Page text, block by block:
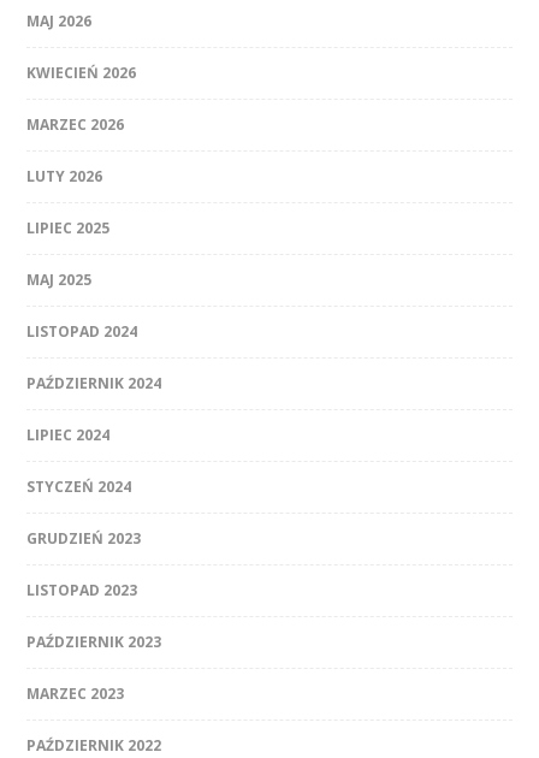
MAJ 2026
KWIECIEŃ 2026
MARZEC 2026
LUTY 2026
LIPIEC 2025
MAJ 2025
LISTOPAD 2024
PAŹDZIERNIK 2024
LIPIEC 2024
STYCZEŃ 2024
GRUDZIEŃ 2023
LISTOPAD 2023
PAŹDZIERNIK 2023
MARZEC 2023
PAŹDZIERNIK 2022